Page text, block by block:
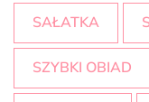
SAŁATKA
SZYBKI OBIAD